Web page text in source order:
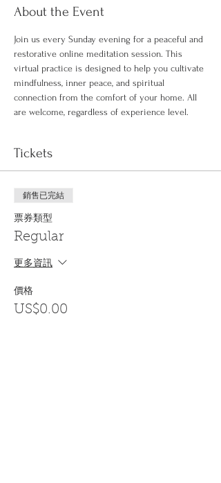
About the Event
Join us every Sunday evening for a peaceful and
restorative online meditation session. This
virtual practice is designed to help you cultivate
mindfulness, inner peace, and spiritual
connection from the comfort of your home. All
are welcome, regardless of experience level.
Tickets
銷售已完結
票券類型
Regular
更多資訊
價格
US$0.00